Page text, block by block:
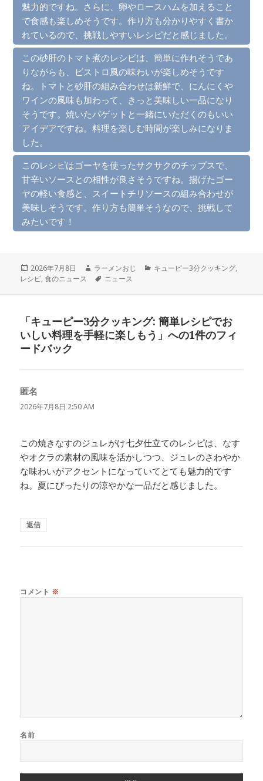
魅力的ですね。さらに、卵やロースハムを加えること
で食感も楽しめそうです。作り方も分かりやすく書か
れているので、挑戦しやすいレシピだと感じました。
この砂肝のトマト煮のレシピは、簡単に作れそうであ
りながらも、ビストロ風の味わいが楽しめそうです
ね。トマトと砂肝の組み合わせは新鮮で、にんにくや
ワインの風味も加わって、きっと美味しい一品になり
そうです。焼いたバゲットと一緒にいただくのもいい
アイデアですね。料理を楽しむ時間が楽しみになりま
した。
このレシピはゴーヤを使ったサクサクのチップスで、
甘辛いソースとの相性が良さそうですね。揚げたゴー
ヤの軽い食感と、スイートチリソースの組み合わせが
美味しそうです。作り方も簡単そうなので、挑戦して
みたいです！
投
稿
2026年7月8日
作
成
ラーメンおじ
カ
キューピー3分クッキング,
レシピ,食のニュース
タ
ニュース
「キューピー3分クッキング: 簡単レシピでお
いしい料理を手軽に楽しもう」への1件のフィ
ードバック
匿名
り:
2026年7月8日 2:50 AM
この焼きなすのジュレがけ七夕仕立てのレシピは、なす
やオクラの素材の風味を活かしつつ、ジュレのさわやか
な味わいがアクセントになっていてとても魅力的です
ね。夏にぴったりの涼やかな一品だと感じました。
返信
コメント ※
名前